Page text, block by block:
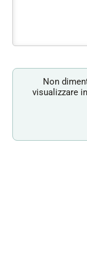
Non
visualizzare